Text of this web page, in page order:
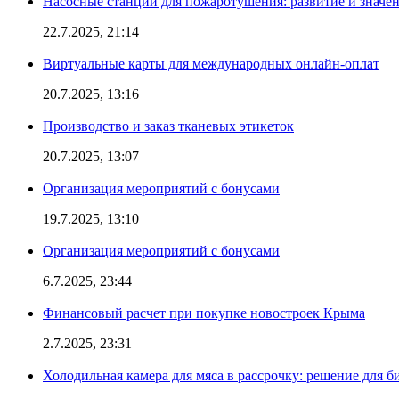
22.7.2025, 21:14
Виртуальные карты для международных онлайн-оплат
20.7.2025, 13:16
Производство и заказ тканевых этикеток
20.7.2025, 13:07
Организация мероприятий с бонусами
19.7.2025, 13:10
Организация мероприятий с бонусами
6.7.2025, 23:44
Финансовый расчет при покупке новостроек Крыма
2.7.2025, 23:31
Холодильная камера для мяса в рассрочку: решение для